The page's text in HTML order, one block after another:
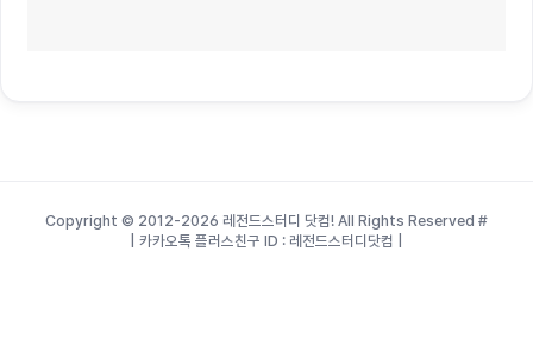
Copyright © 2012-2026 레전드스터디 닷컴! All Rights Reserved #
| 카카오톡 플러스친구 ID : 레전드스터디닷컴 |